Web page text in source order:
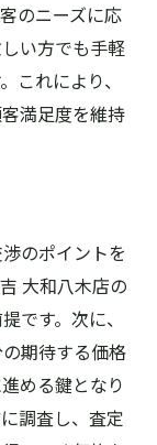
のニーズに応
い方でも手軽
これにより、
満足度を維持
のポイントを
大和八木店の
です。次に、
期待する価格
める鍵となり
調査し、査定